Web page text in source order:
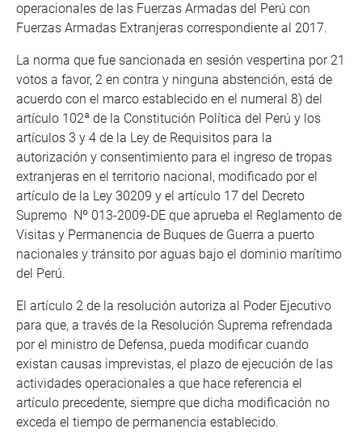
operacionales de las Fuerzas Armadas del Perú con
Fuerzas Armadas Extranjeras correspondiente al 2017.
La norma que fue sancionada en sesión vespertina por 21
votos a favor, 2 en contra y ninguna abstención, está de
acuerdo con el marco establecido en el numeral 8) del
artículo 102ª de la Constitución Política del Perú y los
artículos 3 y 4 de la Ley de Requisitos para la
autorización y consentimiento para el ingreso de tropas
extranjeras en el territorio nacional, modificado por el
artículo de la Ley 30209 y el artículo 17 del Decreto
Supremo Nº 013-2009-DE que aprueba el Reglamento de
Visitas y Permanencia de Buques de Guerra a puerto
nacionales y tránsito por aguas bajo el dominio marítimo
del Perú.
El artículo 2 de la resolución autoriza al Poder Ejecutivo
para que, a través de la Resolución Suprema refrendada
por el ministro de Defensa, pueda modificar cuando
existan causas imprevistas, el plazo de ejecución de las
actividades operacionales a que hace referencia el
artículo precedente, siempre que dicha modificación no
exceda el tiempo de permanencia establecido.